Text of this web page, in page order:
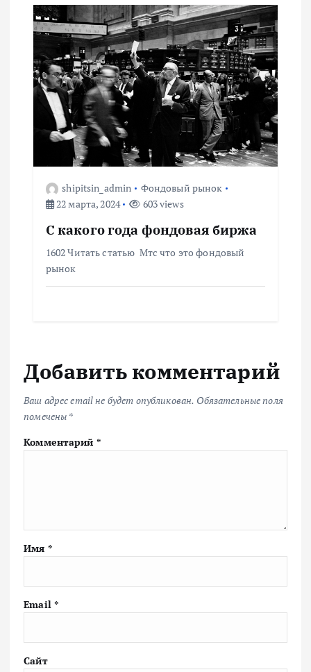
shipitsin_admin
Фондовый рынок
22 марта, 2024
603 views
С какого года фондовая биржа
1602 Читать статью Мтс что это фондовый
рынок
Добавить комментарий
Ваш адрес email не будет опубликован. Обязательные поля
помечены *
Комментарий *
Имя *
Email *
Сайт